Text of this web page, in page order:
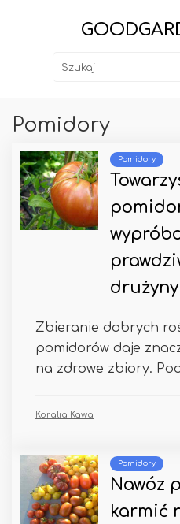
Pomidory
Pomidory
drużyny
Zbieranie dobrych
pomidorów daje
na zdrowe zbiory.
Koralia Kawa
Pomidory
Nawóz
karmić